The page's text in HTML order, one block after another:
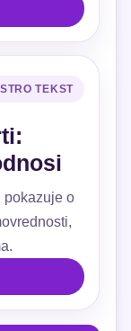
TEKST
pokazuje o